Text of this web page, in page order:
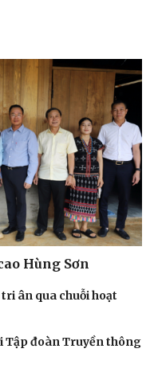
Hùng Sơn
ân qua chuỗi hoạt
Tập đoàn Truyền thông